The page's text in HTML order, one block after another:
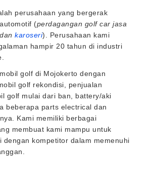
perusahaan yang bergerak
(perdagangan golf car jasa
karoseri). Perusahaan kami
hampir 20 tahun di industri
golf di Mojokerto dengan
golf rekondisi, penjualan
golf mulai dari ban, battery/aki
beberapa parts electrical dan
Kami memiliki berbagai
membuat kami mampu untuk
dengan kompetitor dalam memenuhi